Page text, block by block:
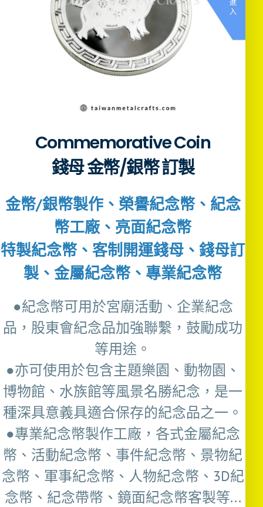
Commemorative Coin
錢母 金幣/銀幣 訂製
金幣/銀幣製作、榮譽紀念幣、紀念
幣工廠、亮面紀念幣
特製紀念幣、客制開運錢母、錢母訂
製、金屬紀念幣、專業紀念幣
●紀念幣可用於宮廟活動、企業紀念
品，股東會紀念品加強聯繫，鼓勵成功
等用途。
●亦可使用於包含主題樂園、動物園、
博物館、水族館等風景名勝紀念，是一
種深具意義具適合保存的紀念品之一。
●專業紀念幣製作工廠，各式金屬紀念
幣、活動紀念幣、事件紀念幣、景物紀
念幣、軍事紀念幣、人物紀念幣、3D紀
念幣、紀念帶幣、鏡面紀念幣客製等...